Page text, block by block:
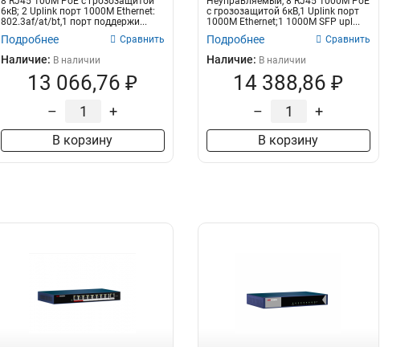
6кВ; 2 Uplink порт 1000M Ethernet:
802.3af/at/bt,1 порт поддержи...
Подробнее Сравнить
Наличие: В наличии
13 066,76 ₽
– +
В корзину
с грозозащитой 6кВ,1 Uplink порт
1000М Ethernet;1 1000М SFP upl...
Подробнее Сравнить
Наличие: В наличии
14 388,86 ₽
– +
В корзину